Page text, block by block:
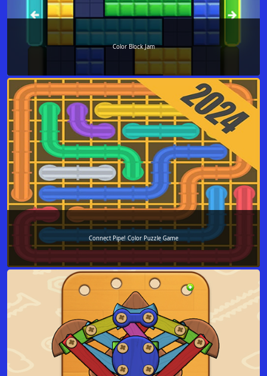
Color Block Jam
Connect Pipe! Color Puzzle Game